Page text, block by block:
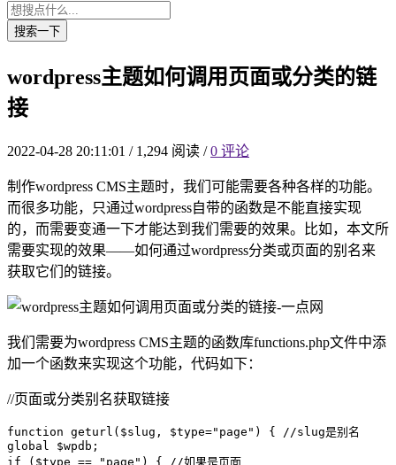
搜索一下
wordpress主题如何调用页面或分类的链
接
2022-04-28 20:11:01 /1,294 阅读 / 0 评论
制作wordpress CMS主题时，我们可能需要各种各样的功能。
而很多功能，只通过wordpress自带的函数是不能直接实现
的，而需要变通一下才能达到我们需要的效果。比如，本文所
需要实现的效果——如何通过wordpress分类或页面的别名来
获取它们的链接。
我们需要为wordpress CMS主题的函数库functions.php文件中添
加一个函数来实现这个功能，代码如下：
//页面或分类别名获取链接
function geturl($slug, $type="page") { //slug是别名
global $wpdb;
if ($type == "page") { //如果是页面